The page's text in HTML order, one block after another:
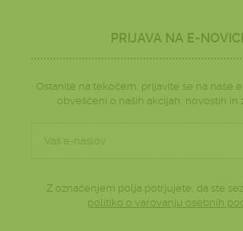
PRIJAVA NA E-
Ostanite na tekočem, prijavite se na naše
obveščeni o naših akcijah, novostih in
Z označenjem polja potrjujete, da ste
politiko o varovanju osebnih